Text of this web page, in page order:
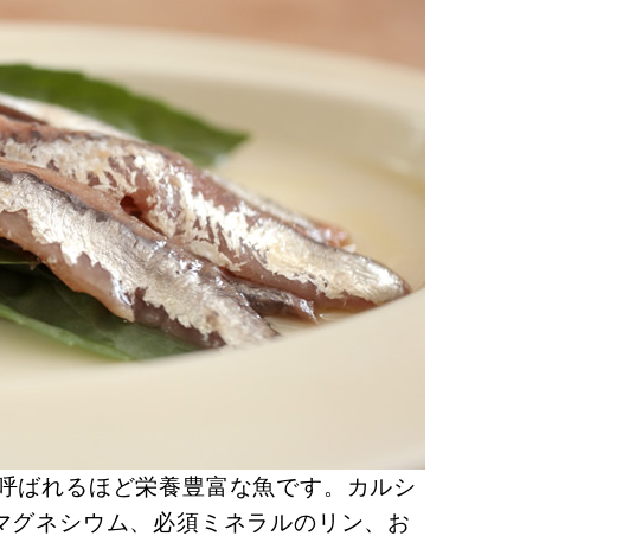
ばれるほど栄養豊富な魚です。カルシ
ネシウム、必須ミネラルのリン、お